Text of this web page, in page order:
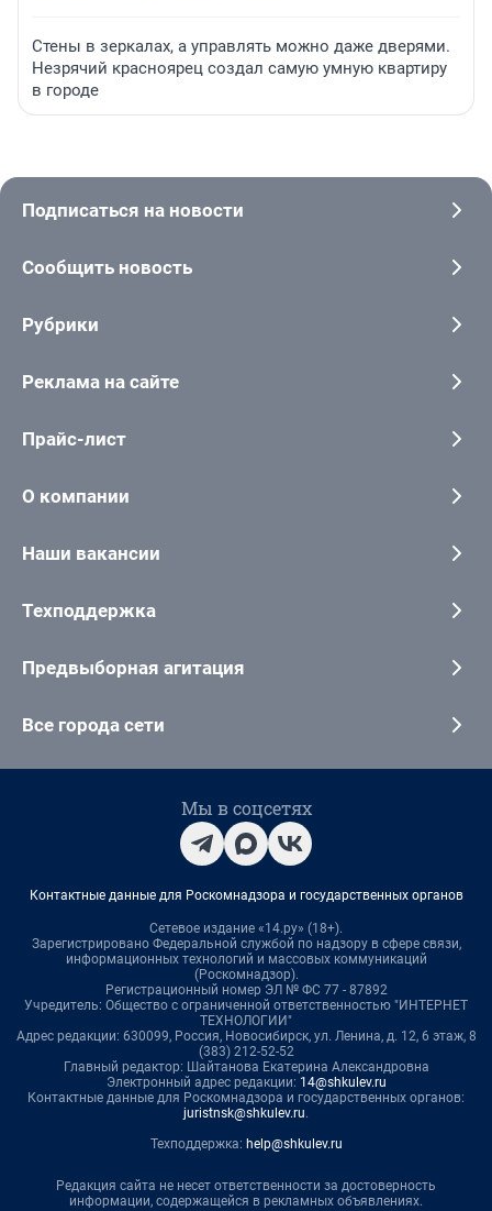
Стены в зеркалах, а управлять можно даже дверями.
Незрячий красноярец создал самую умную квартиру
в городе
Подписаться на новости
Сообщить новость
Рубрики
Реклама на сайте
Прайс-лист
О компании
Наши вакансии
Техподдержка
Предвыборная агитация
Все города сети
Мы в соцсетях
Контактные данные для Роскомнадзора и государственных органов
Сетевое издание «14.ру» (18+).
Зарегистрировано Федеральной службой по надзору в сфере связи,
информационных технологий и массовых коммуникаций
(Роскомнадзор).
Регистрационный номер ЭЛ № ФС 77 - 87892
Учредитель: Общество с ограниченной ответственностью "ИНТЕРНЕТ
ТЕХНОЛОГИИ"
Адрес редакции: 630099, Россия, Новосибирск, ул. Ленина, д. 12, 6 этаж, 8
(383) 212-52-52
Главный редактор: Шайтанова Екатерина Александровна
Электронный адрес редакции: 14@shkulev.ru
Контактные данные для Роскомнадзора и государственных органов:
juristnsk@shkulev.ru.
Техподдержка: help@shkulev.ru
Редакция сайта не несет ответственности за достоверность
информации, содержащейся в рекламных объявлениях.